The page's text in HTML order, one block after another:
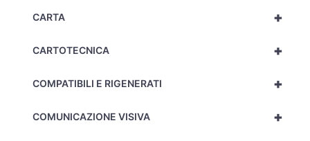
+
CARTA
+
CARTOTECNICA
+
COMPATIBILI E RIGENERATI
+
COMUNICAZIONE VISIVA